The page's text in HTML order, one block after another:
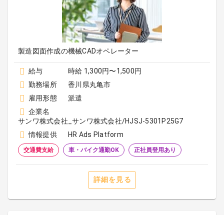
製造図面作成の機械CADオペレーター
給与
時給 1,300円〜1,500円
勤務場所
香川県丸亀市
雇用形態
派遣
企業名
サンワ株式会社_サンワ株式会社/HJSJ-5301P25G7
情報提供
HR Ads Platform
交通費支給 車・バイク通勤OK 正社員登用あり
詳細を見る